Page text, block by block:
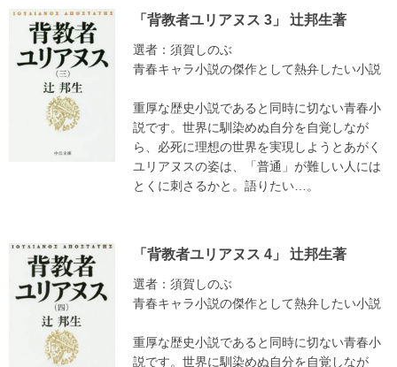
「背教者ユリアヌス 3」 辻邦生著
選者：須賀しのぶ
青春キャラ小説の傑作として熱弁したい小説
重厚な歴史小説であると同時に切ない青春小
説です。世界に馴染めぬ自分を自覚しなが
ら、必死に理想の世界を実現しようとあがく
ユリアヌスの姿は、「普通」が難しい人には
とくに刺さるかと。語りたい…。
「背教者ユリアヌス 4」 辻邦生著
選者：須賀しのぶ
青春キャラ小説の傑作として熱弁したい小説
重厚な歴史小説であると同時に切ない青春小
説です。世界に馴染めぬ自分を自覚しなが